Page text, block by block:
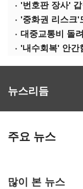
'번호판 장사'
'내수회복' 안
뉴스리듬
주요 뉴스
많이 본 뉴스